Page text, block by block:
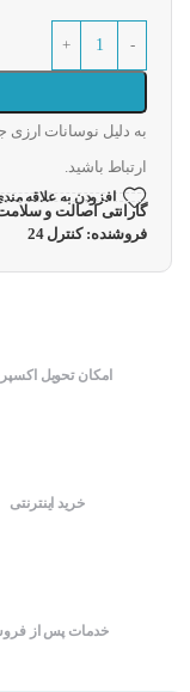
به دلیل نوسانات
ارتباط باشید.
افزودن به علاقه
گارانتی اصالت و
فروشنده: کنترل 24
امکان تحویل
خرید اینترنتی
خدمات پس از